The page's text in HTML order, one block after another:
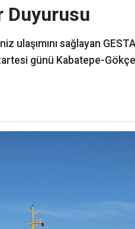
Duyurusu
ulaşımını sağlayan
günü Kabatepe-